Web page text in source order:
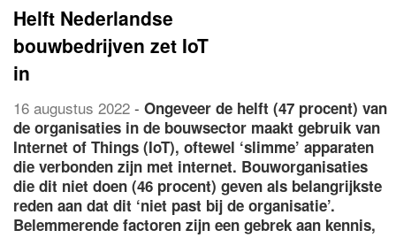
Helft Nederlandse
bouwbedrijven zet IoT
in
16 augustus 2022 - Ongeveer de helft (47 procent) van
de organisaties in de bouwsector maakt gebruik van
Internet of Things (IoT), oftewel ‘slimme’ apparaten
die verbonden zijn met internet. Bouworganisaties
die dit niet doen (46 procent) geven als belangrijkste
reden aan dat dit ‘niet past bij de organisatie’.
Belemmerende factoren zijn een gebrek aan kennis,